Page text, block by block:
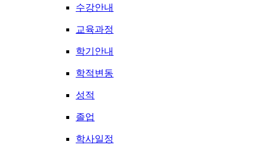
수강안내
교육과정
학기안내
학적변동
성적
졸업
학사일정